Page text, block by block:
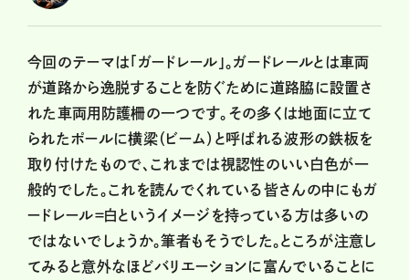
今回のテーマは「ガードレール」。ガードレールとは車両
が道路から逸脱することを防ぐために道路脇に設置さ
れた車両用防護柵の一つです。その多くは地面に立て
られたポールに横梁（ビーム）と呼ばれる波形の鉄板を
取り付けたもので、これまでは視認性のいい白色が一
般的でした。これを読んでくれている皆さんの中にもガ
ードレール＝白というイメージを持っている方は多いの
ではないでしょうか。筆者もそうでした。ところが注意し
てみると意外なほどバリエーションに富んでいることに